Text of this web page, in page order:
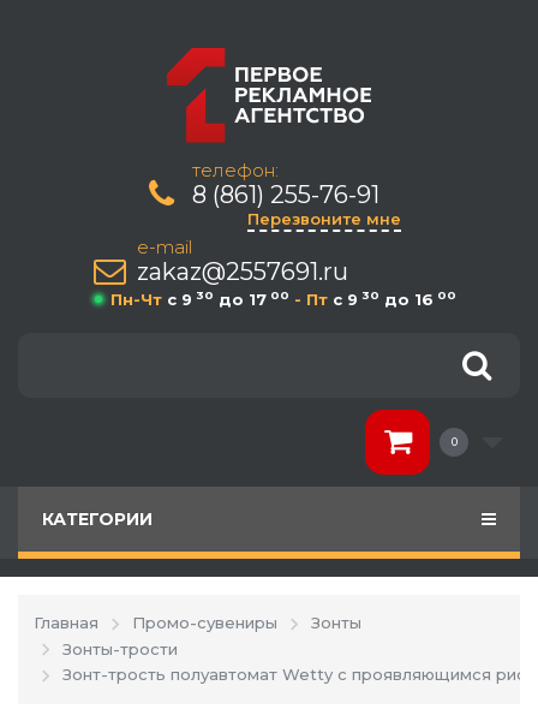
телефон:
8 (861) 255-76-91
Перезвоните мне
e-mail
zakaz@2557691.ru
Пн-Чт c 9 30 до 17 00 - Пт c 9 30 до 16 00
0
КАТЕГОРИИ
Главная Промо-сувениры
Зонты
Зонты-трости
Зонт-трость полуавтомат Wetty с проявляющимся